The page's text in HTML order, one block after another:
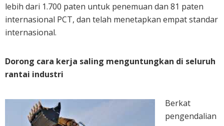
lebih dari 1.700 paten untuk penemuan dan 81 paten
internasional PCT, dan telah menetapkan empat standar
internasional.
Dorong cara kerja saling menguntungkan di seluruh
rantai industri
Berkat
pengendalian